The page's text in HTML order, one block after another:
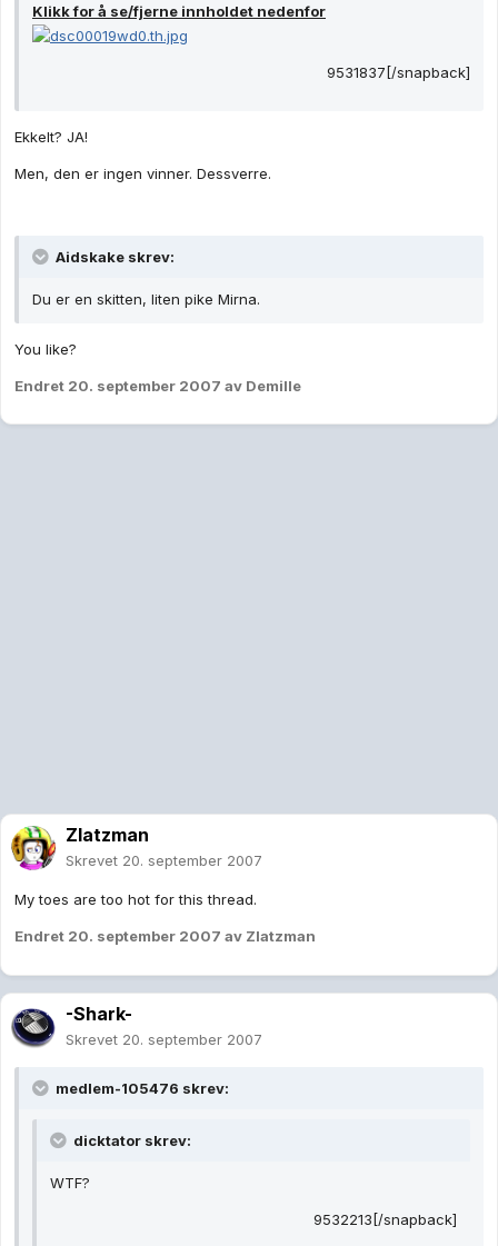
Klikk for å se/fjerne innholdet nedenfor
9531837[/snapback]
Ekkelt? JA!
Men, den er ingen vinner. Dessverre.
Aidskake skrev:
Du er en skitten, liten pike Mirna.
You like?
Endret 20. september 2007 av Demille
Zlatzman
Skrevet 20. september 2007
My toes are too hot for this thread.
Endret 20. september 2007 av Zlatzman
-Shark-
Skrevet 20. september 2007
medlem-105476 skrev:
dicktator skrev:
WTF?
9532213[/snapback]